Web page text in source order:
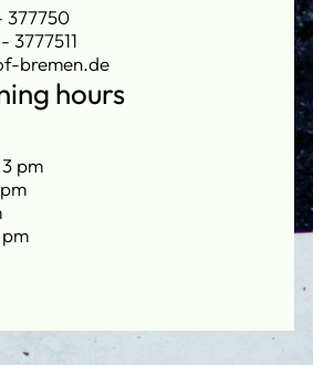
377750
3777511
bremen.de
hours
pm